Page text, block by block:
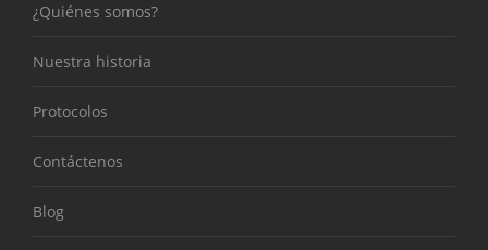
¿Quiénes somos?
Nuestra historia
Protocolos
Contáctenos
Blog